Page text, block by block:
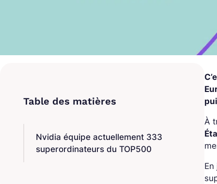
Nvidia équipe actuellement 333
superordinateurs du TOP500
À
En